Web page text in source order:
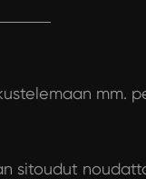
mm.
sitoudut